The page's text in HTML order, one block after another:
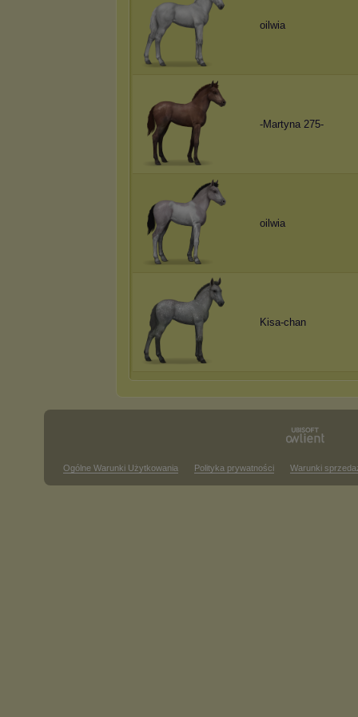
oilwia
-Martyna 275-
oilwia
Kisa-chan
Ogólne Warunki Użytkowania Polityka prywatności Warunki